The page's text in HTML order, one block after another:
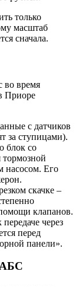
только
масштаб
сначала.
во время
Приоре
с датчиков
за ступицами).
блок со
насосом. Его
скачке –
клапанов.
через
перед
панели».
АБС